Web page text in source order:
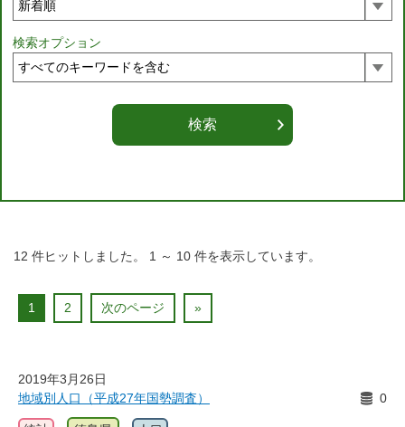
検索オプション
12 件ヒットしました。 1 ～ 10 件を表示しています。
1 2 次のページ »
2019年3月26日
地域別人口（平成27年国勢調査）
0